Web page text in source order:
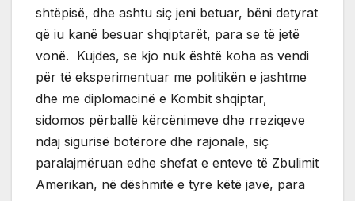
shtëpisë, dhe ashtu siç jeni betuar, bëni detyrat
që iu kanë besuar shqiptarët, para se të jetë
vonë. Kujdes, se kjo nuk është koha as vendi
për të eksperimentuar me politikën e jashtme
dhe me diplomacinë e Kombit shqiptar,
sidomos përballë kërcënimeve dhe rreziqeve
ndaj sigurisë botërore dhe rajonale, siç
paralajmëruan edhe shefat e enteve të Zbulimit
Amerikan, në dëshmitë e tyre këtë javë, para